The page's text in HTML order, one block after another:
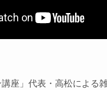
講座」代表・高松による